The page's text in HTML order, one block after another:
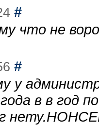
#
что не
#
у
в в год